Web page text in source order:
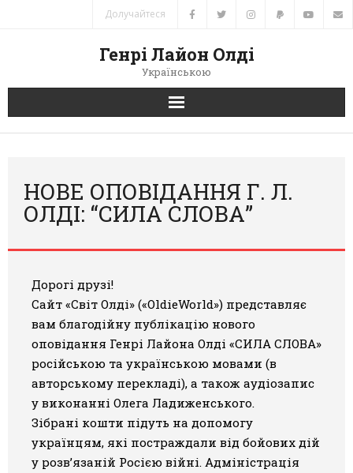
Долучайтеся
Генрі Лайон Олді
Українською
Головна
Автори
Книги
Переклади
Галерея
Світ Олді
НОВЕ ОПОВІДАННЯ Г. Л.
ОЛДІ: “СИЛА СЛОВА”
Дорогі друзі!
Сайт «Світ Олді» («OldieWorld») представляє
вам благодійну публікацію нового
оповідання Генрі Лайона Олді «СИЛА СЛОВА»
російською та українською мовами (в
авторському перекладі), а також аудіозапис
у виконанні Олега Ладиженського.
Зібрані кошти підуть на допомогу
українцям, які постраждали від бойових дій
у розв’язаній Росією війні. Адміністрація